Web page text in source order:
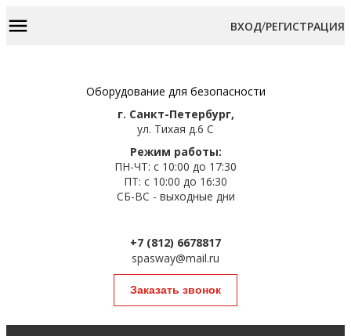
ВХОД/РЕГИСТРАЦИЯ
Оборудование для безопасности
г. Санкт-Петербург,
ул. Тихая д.6 С
Режим работы:
ПН-ЧТ: с 10:00 до 17:30
ПТ: с 10:00 до 16:30
СБ-ВС - выходные дни
+7 (812) 6678817
spasway@mail.ru
Заказать звонок